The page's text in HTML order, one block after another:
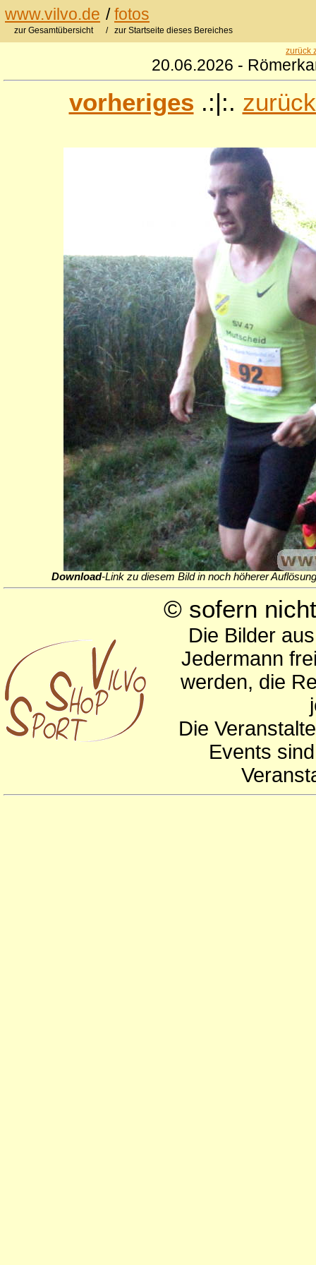
www.vilvo.de /fotos
zur Gesamtübersicht / zur Startseite dieses Bereiches
zurück
20.06.2026 -
vorheriges .:|:.
Download-Link zu diesem Bild in noch höherer
© sofern
Die Bilder
Jedermann
werden, die
Die
Events